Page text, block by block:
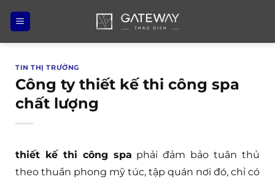
qua
nội
TIN THỊ TRƯỜNG
Công ty thiết kế thi công spa
chất lượng
thiết kế thi công spa phải đảm bảo tuân thủ
theo thuần phong mỹ túc, tập quán nơi đó, chỉ có